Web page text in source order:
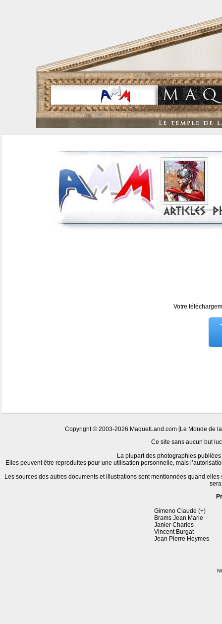
Votre
Copyright © 2003-2026 MaquetLand.com [Le Monde de
Ce site sans aucun but
La plupart des photographies
Elles peuvent être reproduites pour une utilisation personnelle, mais
Les sources des autres documents et illustrations sont mentionnées quand
Gimeno Claude (+)
Brams Jean Marie
Janier Charles
Vincent Burgat
Jean Pierre Heymes